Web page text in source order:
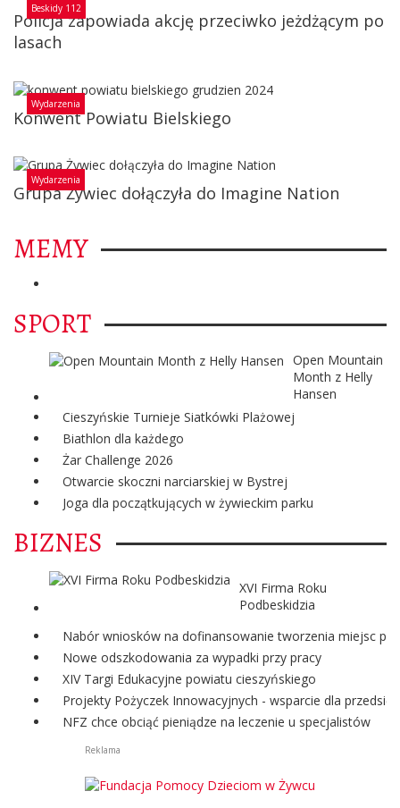
Beskidy 112
Policja zapowiada akcję przeciwko jeżdżącym po
lasach
Wydarzenia
Konwent Powiatu Bielskiego
Wydarzenia
Grupa Żywiec dołączyła do Imagine Nation
MEMY
SPORT
Open Mountain
Month z Helly
Hansen
Cieszyńskie Turnieje Siatkówki Plażowej
Biathlon dla każdego
Żar Challenge 2026
Otwarcie skoczni narciarskiej w Bystrej
Joga dla początkujących w żywieckim parku
BIZNES
XVI Firma Roku
Podbeskidzia
Nabór wniosków na dofinansowanie tworzenia miejsc
Nowe odszkodowania za wypadki przy pracy
XIV Targi Edukacyjne powiatu cieszyńskiego
Projekty Pożyczek Innowacyjnych - wsparcie dla
NFZ chce obciąć pieniądze na leczenie u specjalistów
Reklama